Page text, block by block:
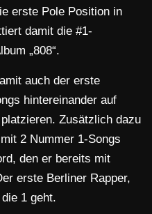
erste Pole Position in
damit die #1-
„808“.
auch der erste
hintereinander auf
Zusätzlich dazu
2 Nummer 1-Songs
den er bereits mit
erste Berliner Rapper,
1 geht.